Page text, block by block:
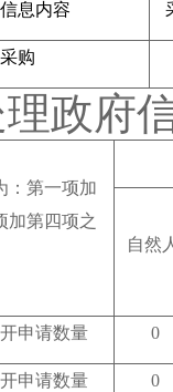
信息内容
购
政府
：第一项加
加第四项之
自然
申请数量 0
申请数量 0